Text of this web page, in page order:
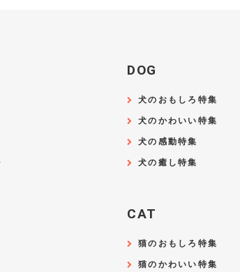
DOG
犬のおもしろ特集
犬のかわいい特集
犬の感動特集
犬の癒し特集
CAT
猫のおもしろ特集
猫のかわいい特集